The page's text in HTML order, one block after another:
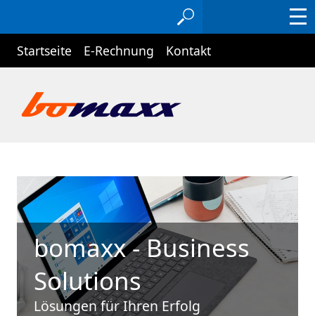
Startseite E-Rechnung Kontakt
bomaxx - Business
Solutions
Lösungen für Ihren Erfolg